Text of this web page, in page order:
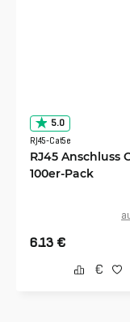
5.0
RJ45-Cat5e
RJ45 Anschluss
100er-Pack
6.13 €